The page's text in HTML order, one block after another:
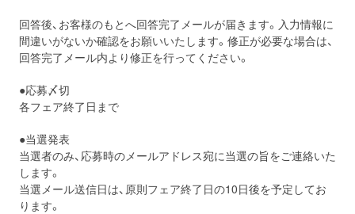
回答後、お客様のもとへ回答完了メールが届きます。入力情報に
間違いがないか確認をお願いいたします。修正が必要な場合は、
回答完了メール内より修正を行ってください。
●応募〆切
各フェア終了日まで
●当選発表
当選者のみ、応募時のメールアドレス宛に当選の旨をご連絡いた
します。
当選メール送信日は、原則フェア終了日の10日後を予定してお
ります。